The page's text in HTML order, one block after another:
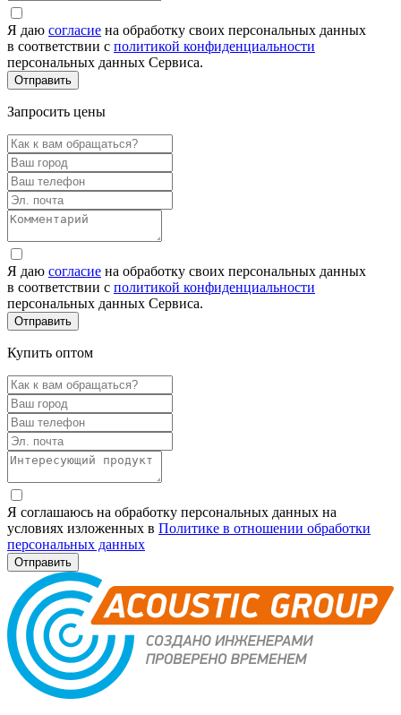
Я даю согласие на обработку своих персональных данных
в соответствии с политикой конфиденциальности
персональных данных Сервиса.
Запросить цены
Я даю согласие на обработку своих персональных данных
в соответствии с политикой конфиденциальности
персональных данных Сервиса.
Купить оптом
Я соглашаюсь на обработку персональных данных на
условиях изложенных в Политике в отношении обработки
персональных данных